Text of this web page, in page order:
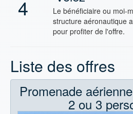
4
Le bénéficiaire ou moi-
structure aéronautique
pour profiter de l'offre.
Liste des offres
Promenade
2 ou 3